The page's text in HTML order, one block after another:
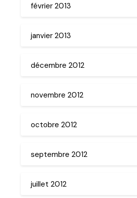
février 2013
janvier 2013
décembre 2012
novembre 2012
octobre 2012
septembre 2012
juillet 2012